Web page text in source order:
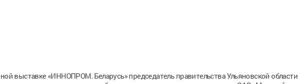
выставке «ИННОПРОМ. Беларусь» председатель правительства Ульяновской области